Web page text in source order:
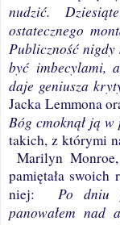
nudzić.
ostatecznego
Publiczność nigdy
być imbecylami,
daje geniusza
Jacka Lemmona
Bóg cmoknął ją w
takich, z którymi
Marilyn
pamiętała swoich
niej:
Po dniu
panowałem nad